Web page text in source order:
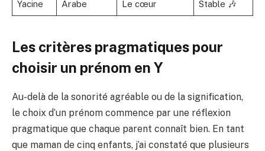
Yacine Arabe Le cœur Stable 🎶
Les critères pragmatiques pour
choisir un prénom en Y
Au-delà de la sonorité agréable ou de la signification,
le choix d’un prénom commence par une réflexion
pragmatique que chaque parent connaît bien. En tant
que maman de cinq enfants, j’ai constaté que plusieurs